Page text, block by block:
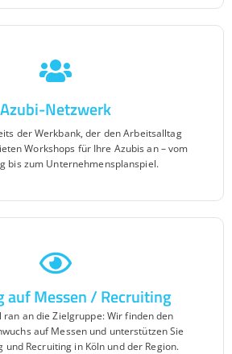
Azubi-Netzwerk
der Werkbank, der den Arbeitsalltag
Workshops für Ihre Azubis an – vom
bis zum Unternehmensplanspiel.
auf Messen / Recruiting
an die Zielgruppe: Wir finden den
auf Messen und unterstützen Sie
und Recruiting in Köln und der Region.